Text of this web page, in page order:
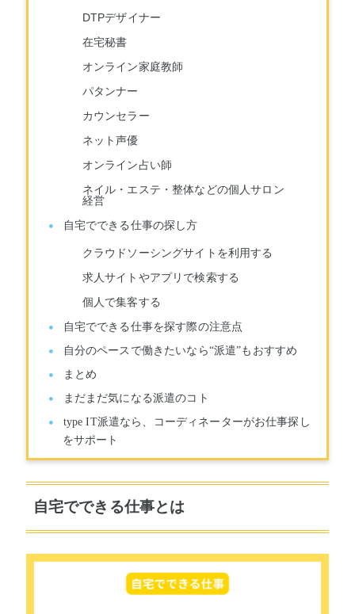
DTPデザイナー
在宅秘書
オンライン家庭教師
パタンナー
カウンセラー
ネット声優
オンライン占い師
ネイル・エステ・整体などの個人サロン
経営
自宅でできる仕事の探し方
クラウドソーシングサイトを利用する
求人サイトやアプリで検索する
個人で集客する
自宅でできる仕事を探す際の注意点
自分のペースで働きたいなら“派遣”もおすすめ
まとめ
まだまだ気になる派遣のコト
type IT派遣なら、コーディネーターがお仕事探し
をサポート
自宅でできる仕事とは